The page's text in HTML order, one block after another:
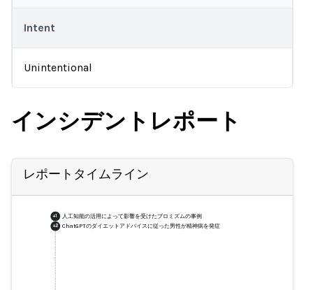
Intent
Unintentional
インシデントレポート
レポートタイムライン
+1 人工知能の活用によって影響を受けたブロミズムの事例
+2 ChatGPTのダイエットアドバイスに従った男性が精神病を発症